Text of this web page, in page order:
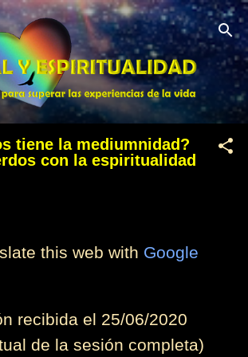
contenido principal
tiene la mediumnidad?
con la espiritualidad
this web with Google
recibida el 25/06/2020
de la sesión completa)